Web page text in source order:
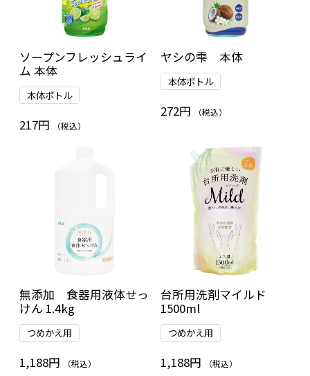
ソープンフレッシュライ
ム 本体
本体ボトル
217円 （税込）
ヤシの雫 本体
本体ボトル
272円 （税込）
無添加 食器用液体せっ
けん 1.4kg
つめかえ用
1,188円 （税込）
台所用洗剤マイルド
1500ml
つめかえ用
1,188円 （税込）